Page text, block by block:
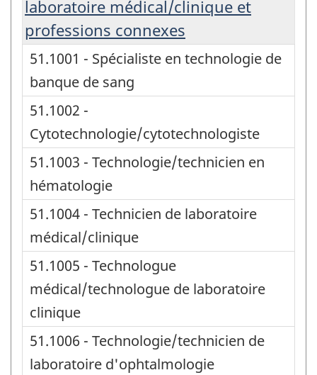
laboratoire médical/clinique et
professions connexes
51.1001 - Spécialiste en technologie de
banque de sang
51.1002 -
Cytotechnologie/cytotechnologiste
51.1003 - Technologie/technicien en
hématologie
51.1004 - Technicien de laboratoire
médical/clinique
51.1005 - Technologue
médical/technologue de laboratoire
clinique
51.1006 - Technologie/technicien de
laboratoire d'ophtalmologie